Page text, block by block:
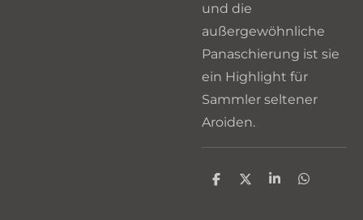
und die
außergewöhnliche
Panaschierung ist sie
ein Highlight für
Sammler seltener
Aroiden.
T
T
T
T